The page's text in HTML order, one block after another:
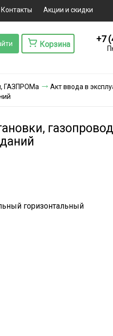
Контакты Акции и скидки
Корзина
+7
ГАЗПРОМа
Акт ввода в
горизонтальный